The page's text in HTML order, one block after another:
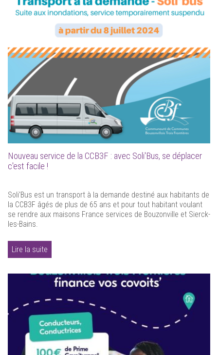
Nouveau service de la CCB3F : avec Soli'Bus, se déplacer
c'est facile !
Soli'Bus est un transport à la demande destiné aux habitants de
la CCB3F âgés de plus de 65 ans et pour tout habitant voulant
se rendre aux maisons France services de Bouzonville et Sierck-
les-Bains.
Lire la suite